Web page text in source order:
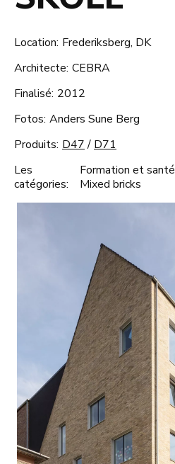
Location: Frederiksberg, DK
Architecte: CEBRA
Finalisé: 2012
Fotos: Anders Sune Berg
Produits: D47 / D71
Les
catégories:
Formation et santé
Mixed bricks